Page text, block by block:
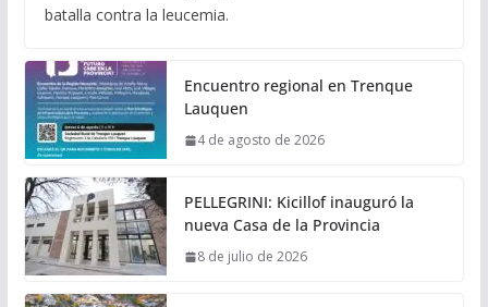
batalla contra la leucemia.
Encuentro regional en Trenque
Lauquen
4 de agosto de 2026
PELLEGRINI: Kicillof inauguró la
nueva Casa de la Provincia
8 de julio de 2026